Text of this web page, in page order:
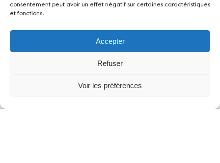
consentement peut avoir un effet négatif sur certaines caractéristiques
et fonctions.
Accepter
Refuser
Voir les préférences
ActualitésConcertsBénévoles
Médiation
Revue de presse